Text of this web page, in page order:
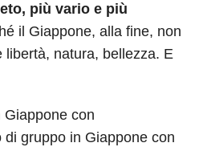
più vario e più
il Giappone, alla fine, non
libertà, natura, bellezza. E
con
di gruppo in Giappone con